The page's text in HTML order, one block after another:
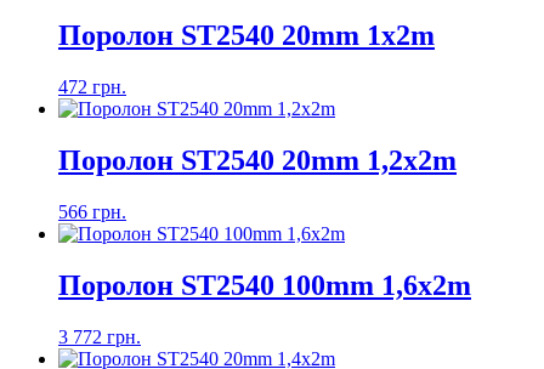
Поролон ST2540 20mm 1x2m
472 грн.
Поролон ST2540 20mm 1,2х2m
566 грн.
Поролон ST2540 100mm 1,6x2m
3 772 грн.